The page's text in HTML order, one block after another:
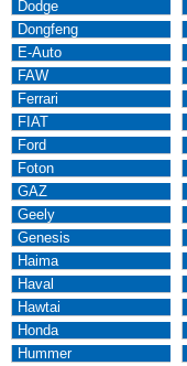
Dodge
Dongfeng
E-Auto
FAW
Ferrari
FIAT
Ford
Foton
GAZ
Geely
Genesis
Haima
Haval
Hawtai
Honda
Hummer